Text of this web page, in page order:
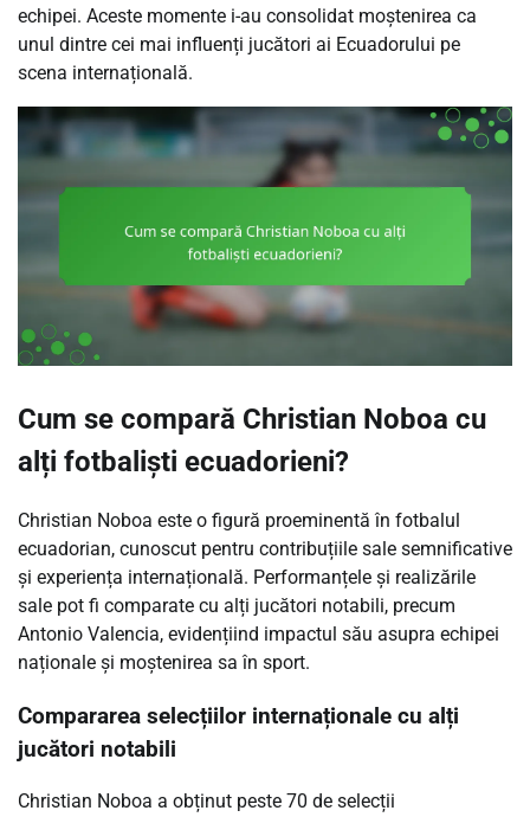
echipei. Aceste momente i-au consolidat moștenirea ca
unul dintre cei mai influenți jucători ai Ecuadorului pe
scena internațională.
Cum se compară Christian Noboa cu
alți fotbaliști ecuadorieni?
Christian Noboa este o figură proeminentă în fotbalul
ecuadorian, cunoscut pentru contribuțiile sale semnificative
și experiența internațională. Performanțele și realizările
sale pot fi comparate cu alți jucători notabili, precum
Antonio Valencia, evidențiind impactul său asupra echipei
naționale și moștenirea sa în sport.
Compararea selecțiilor internaționale cu alți
jucători notabili
Christian Noboa a obținut peste 70 de selecții